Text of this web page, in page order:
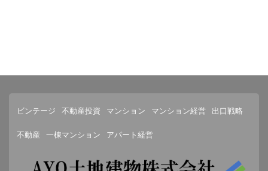
ビンテージ 不動産投資 マンション マンション経営 出口戦略
不動産 一棟マンション アパート経営